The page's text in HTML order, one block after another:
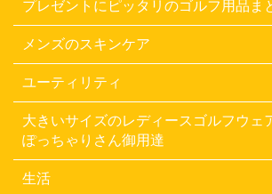
プレゼントにピッタリのゴルフ用品ま
メンズのスキンケア
ユーティリティ
大きいサイズのレディースゴルフウェ
ぽっちゃりさん御用達
生活